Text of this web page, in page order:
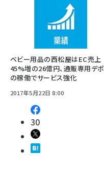
ベビー用品の西松屋はEC売上
45%増の26億円、通販専用デポ
の稼働でサービス強化
2017年5月22日 8:00
30